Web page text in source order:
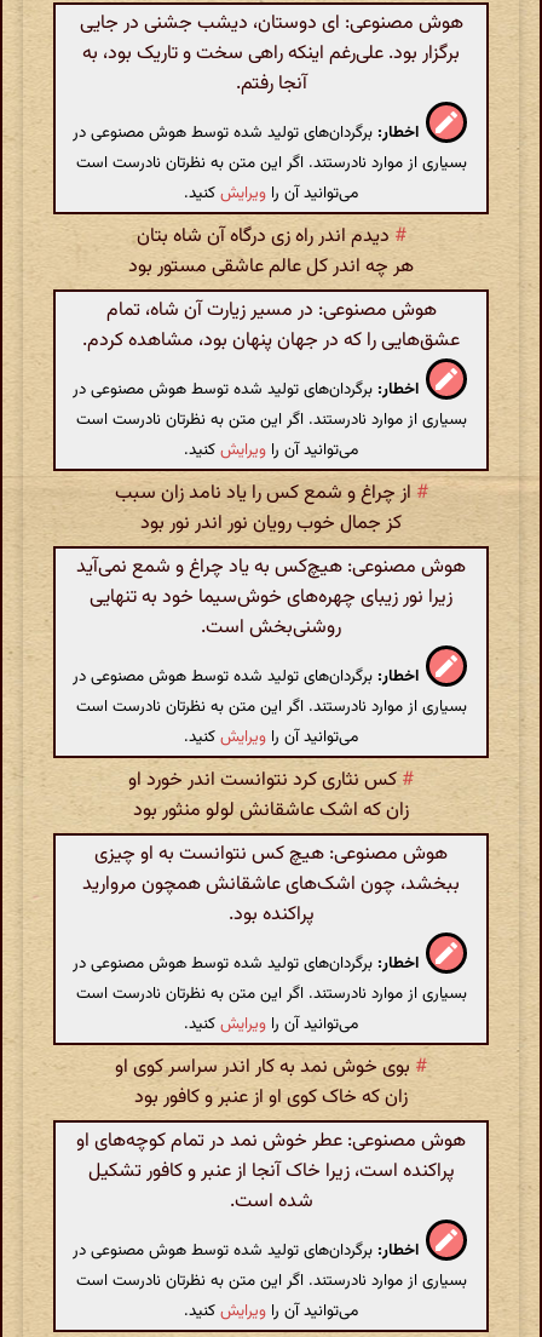
هوش مصنوعی: ای دوستان، دیشب جشنی در جایی
برگزار بود. علی‌رغم اینکه راهی سخت و تاریک بود، به
آنجا رفتم.
اخطار: برگردان‌های تولید شده توسط هوش مصنوعی در
بسیاری از موارد نادرستند. اگر این متن به نظرتان نادرست است
می‌توانید آن را ویرایشکنید.
#دیدم اندر راه زی درگاه آن شاه بتان
هر چه اندر کل عالم عاشقی مستور بود
هوش مصنوعی: در مسیر زیارت آن شاه، تمام
عشق‌هایی را که در جهان پنهان بود، مشاهده کردم.
اخطار: برگردان‌های تولید شده توسط هوش مصنوعی در
بسیاری از موارد نادرستند. اگر این متن به نظرتان نادرست است
می‌توانید آن را ویرایشکنید.
#از چراغ و شمع کس را یاد نامد زان سبب
کز جمال خوب رویان نور اندر نور بود
هوش مصنوعی: هیچ‌کس به یاد چراغ و شمع نمی‌آید
زیرا نور زیبای چهره‌های خوش‌سیما خود به تنهایی
روشنی‌بخش است.
اخطار: برگردان‌های تولید شده توسط هوش مصنوعی در
بسیاری از موارد نادرستند. اگر این متن به نظرتان نادرست است
می‌توانید آن را ویرایشکنید.
#کس نثاری کرد نتوانست اندر خورد او
زان که اشک عاشقانش لولو منثور بود
هوش مصنوعی: هیچ کس نتوانست به او چیزی
ببخشد، چون اشک‌های عاشقانش همچون مروارید
پراکنده بود.
اخطار: برگردان‌های تولید شده توسط هوش مصنوعی در
بسیاری از موارد نادرستند. اگر این متن به نظرتان نادرست است
می‌توانید آن را ویرایشکنید.
# بوی خوش نمد به کار اندر سراسر کوی او
زان که خاک کوی او از عنبر و کافور بود
هوش مصنوعی: عطر خوش نمد در تمام کوچه‌های او
پراکنده است، زیرا خاک آنجا از عنبر و کافور تشکیل
شده است.
اخطار: برگردان‌های تولید شده توسط هوش مصنوعی در
بسیاری از موارد نادرستند. اگر این متن به نظرتان نادرست است
می‌توانید آن را ویرایشکنید.